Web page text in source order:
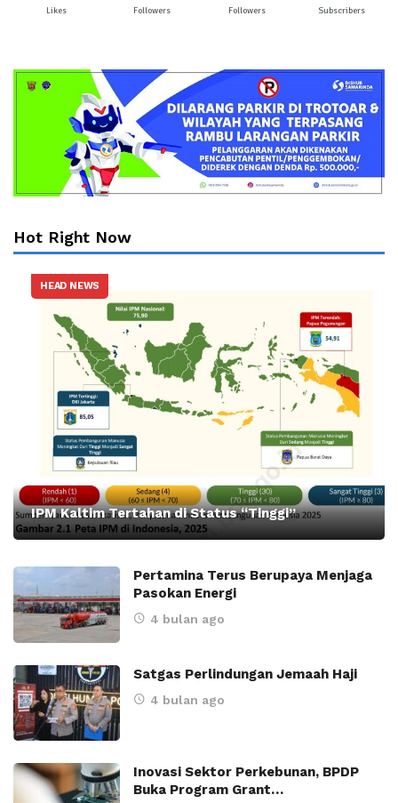
Likes Followers Followers Subscribers
Hot Right Now
HEAD NEWS
IPM Kaltim Tertahan di Status “Tinggi”
Pertamina Terus Berupaya Menjaga
Pasokan Energi
4 bulan ago
Satgas Perlindungan Jemaah Haji
4 bulan ago
Inovasi Sektor Perkebunan, BPDP
Buka Program Grant…